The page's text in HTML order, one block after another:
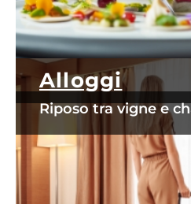
Alloggi
Riposo tra vigne e